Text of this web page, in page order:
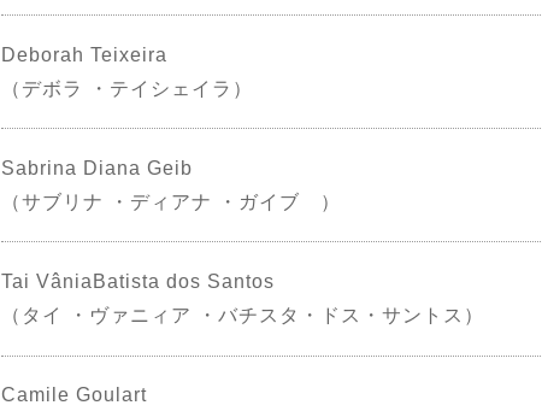
Deborah Teixeira
（デボラ ・テイシェイラ）
Sabrina Diana Geib
（サブリナ ・ディアナ ・ガイブ ）
Tai VâniaBatista dos Santos
（タイ ・ヴァニィア ・バチスタ・ドス・サントス）
Camile Goulart